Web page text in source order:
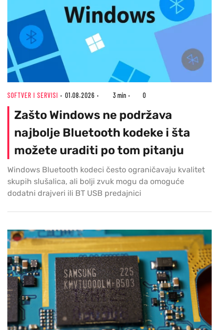
SOFTVER I SERVISI 01.08.2026 3 min 0
Zašto Windows ne podržava
najbolje Bluetooth kodeke i šta
možete uraditi po tom pitanju
Windows Bluetooth kodeci često ograničavaju kvalitet
skupih slušalica, ali bolji zvuk mogu da omoguće
dodatni drajveri ili BT USB predajnici